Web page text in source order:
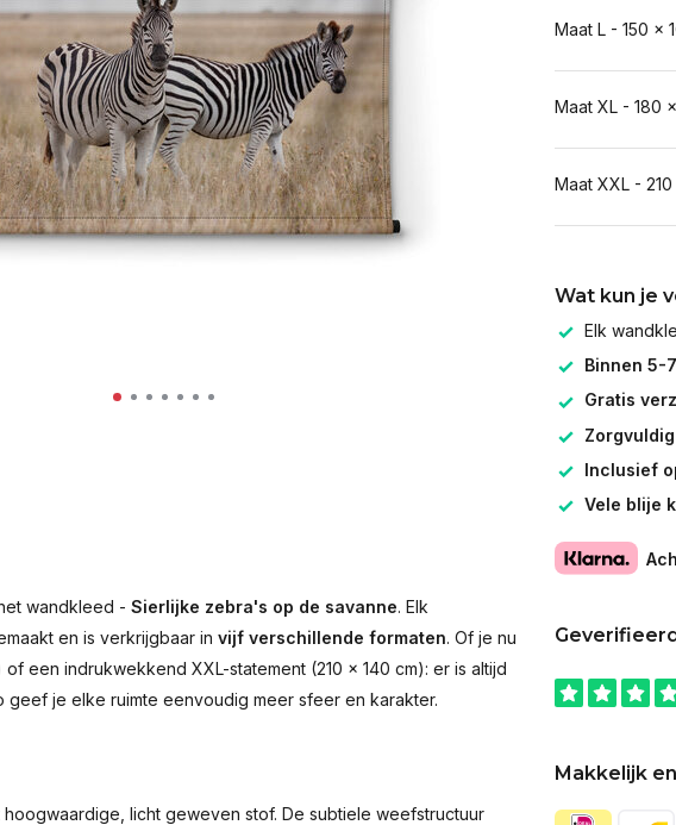
wandkleed - Sierlijke zebra's op de savanne. Elk
en is verkrijgbaar in vijf verschillende formaten. Of je nu
een indrukwekkend XXL-statement (210 × 140 cm): er is altijd
geef je elke ruimte eenvoudig meer sfeer en karakter.
licht geweven stof. De subtiele weefstructuur
Maat L - 150 x
Maat XL - 180
Maat XXL -
Wat kun je
Elk
Binnen 5-
Gratis
Inclusief
Vele blije
Makkelijk